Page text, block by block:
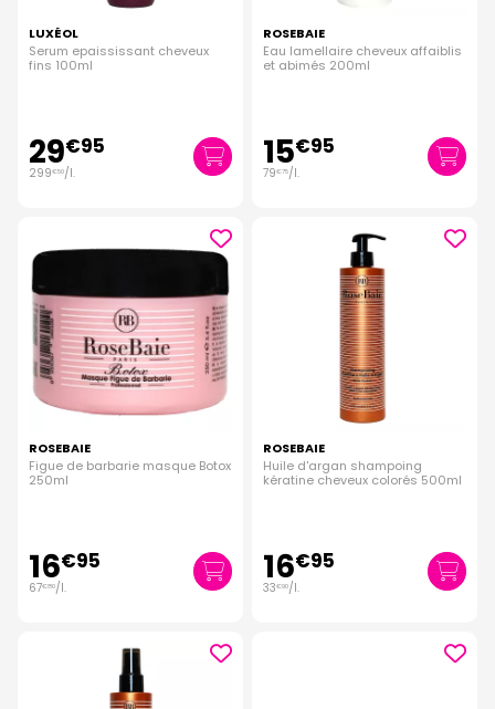
LUXÉOL
Serum epaississant cheveux
fins 100ml
29€95
299€50/l.
ROSEBAIE
Eau lamellaire cheveux affaiblis
et abimés 200ml
15€95
79€75/l.
ROSEBAIE
Figue de barbarie masque Botox
250ml
16€95
67€80/l.
ROSEBAIE
Huile d'argan shampoing
kératine cheveux colorés 500ml
16€95
33€90/l.